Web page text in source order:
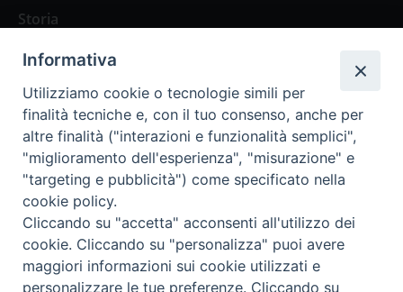
Storia
Abbonamenti
Abbonamento Annuale Digitale
Abbonamento Annuale Cartaceo
Abbonamento Singola Copia Digitale
Informativa
Utilizziamo cookie o tecnologie simili per
finalità tecniche e, con il tuo consenso, anche per
altre finalità ("interazioni e funzionalità semplici",
"miglioramento dell'esperienza", "misurazione" e
"targeting e pubblicità") come specificato nella
cookie policy.
Cliccando su "accetta" acconsenti all'utilizzo dei
cookie. Cliccando su "personalizza" puoi avere
maggiori informazioni sui cookie utilizzati e
personalizzare le tue preferenze. Cliccando su